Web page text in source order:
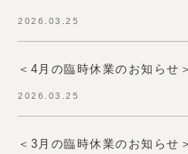
2026.03.25
＜4月の臨時休業のお知らせ＞
2026.03.25
＜3月の臨時休業のお知らせ＞